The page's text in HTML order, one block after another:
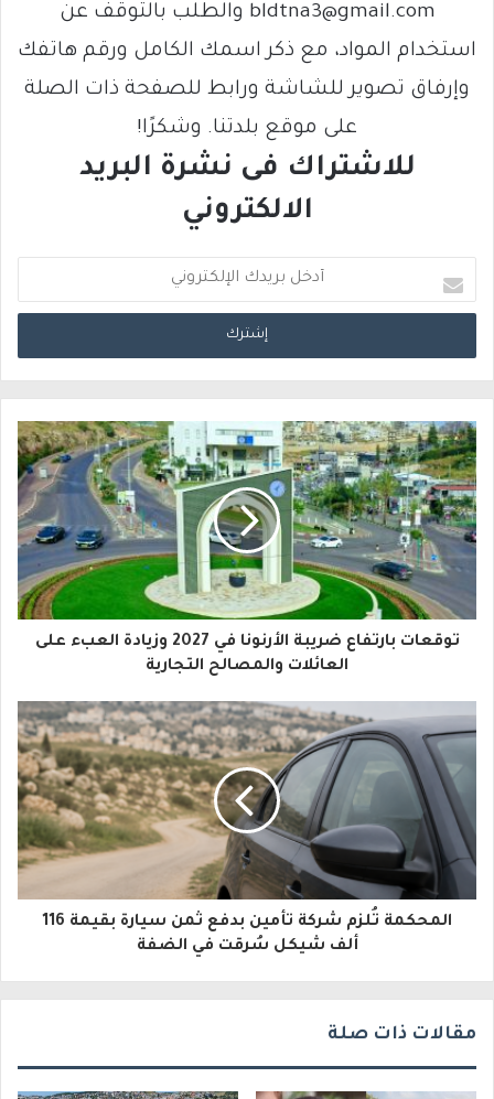
bldtna3@gmail.com والطلب بالتوقف عن
استخدام المواد، مع ذكر اسمك الكامل ورقم هاتفك
وإرفاق تصوير للشاشة ورابط للصفحة ذات الصلة
على موقع بلدتنا. وشكرًا!
للاشتراك فى نشرة البريد
الالكتروني
د
خ
ب
ر
ي
د
ا
إ
ل
ر
توقعات بارتفاع ضريبة الأرنونا في 2027 وزيادة العبء على
العائلات والمصالح التجارية
المحكمة تُلزم شركة تأمين بدفع ثمن سيارة بقيمة 116
ألف شيكل سُرقت في الضفة
مقالات ذات صلة